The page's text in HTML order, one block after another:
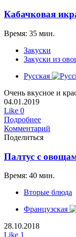
Кабачковая
Время: 35 мин.
Закуски
Закуски из
Русская
Очень вкусное и
04.01.2019
Like 0
Подробнее
Комментарий
Поделиться
Палтус с
Время: 40 мин.
Вторые блюда
Французская
28.10.2018
Like 1